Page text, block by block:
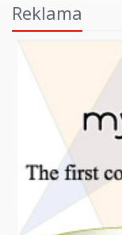
Reklama